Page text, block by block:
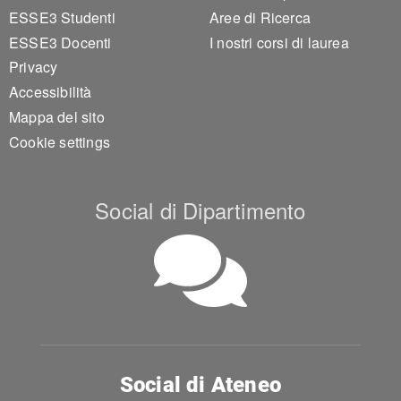
ESSE3 Studenti
ESSE3 Docenti
Privacy
Accessibilità
Mappa del sito
Cookie settings
Aree di Ricerca
I nostri corsi di laurea
Social di Dipartimento
Social di Ateneo